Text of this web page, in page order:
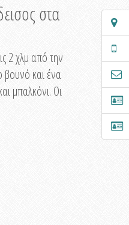
στα
2 χλμ από την
βουνό και ένα
μπαλκόνι. Οι